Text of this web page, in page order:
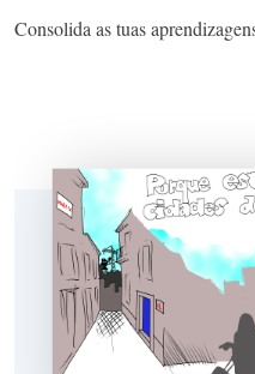
Consolida as tuas